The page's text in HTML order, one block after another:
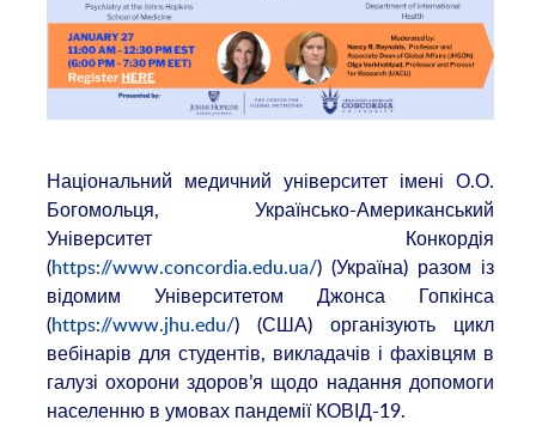
Національний медичний університет імені О.О.
Богомольця, Українсько-Американський
Університет Конкордія
(https://www.concordia.edu.ua/) (Україна) разом із
відомим Університетом Джонса Гопкінса
(https://www.jhu.edu/) (США) організують цикл
вебінарів для студентів, викладачів і фахівцям в
галузі охорони здоров’я щодо надання допомоги
населенню в умовах пандемії КОВІД-19.